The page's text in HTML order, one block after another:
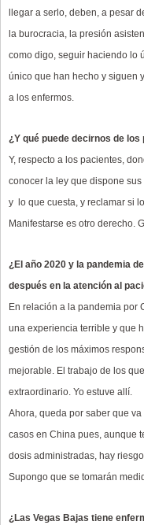
llegar a serlo, deben, a pesar
la burocracia, la presión
como digo, seguir haciendo lo
único que han hecho y siguen
a los enfermos.
¿Y qué puede decirnos de los
Y, respecto a los pacientes,
conocer la ley que dispone
y lo que cuesta, y reclamar si
Manifestarse es otro derecho.
¿El año 2020 y la pandemia
después en la atención al
En relación a la pandemia por
una experiencia terrible y que
gestión de los máximos
mejorable. El trabajo de los
extraordinario. Yo estuve allí.
Ahora, queda por saber que
casos en China pues, aunque
dosis administradas, hay
Supongo que se tomarán
¿Las Vegas Bajas tiene